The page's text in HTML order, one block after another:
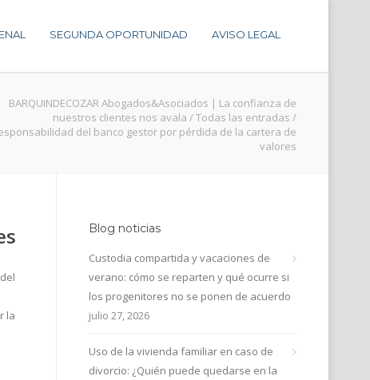
SEGUNDA OPORTUNIDAD AVISO LEGAL
BARQUINDECOZAR Abogados&Asociados | La confianza de
nuestros clientes nos avala /Todas las entradas /
del banco gestor por pérdida de la cartera de
valores
la
Blog noticias
Custodia compartida y vacaciones de
verano: cómo se reparten y qué ocurre si
los progenitores no se ponen de acuerdo
julio 27, 2026
Uso de la vivienda familiar en caso de
divorcio: ¿Quién puede quedarse en la